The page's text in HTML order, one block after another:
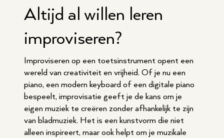
Altijd al willen leren
improviseren?
Improviseren op een toetsinstrument opent een
wereld van creativiteit en vrijheid. Of je nu een
piano, een modern keyboard of een digitale piano
bespeelt, improvisatie geeft je de kans om je
eigen muziek te creëren zonder afhankelijk te zijn
van bladmuziek. Het is een kunstvorm die niet
alleen inspireert, maar ook helpt om je muzikale